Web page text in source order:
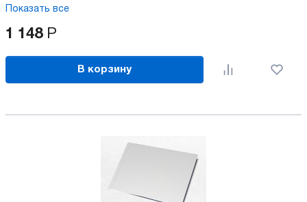
Показать все
1 148 Р
В корзину